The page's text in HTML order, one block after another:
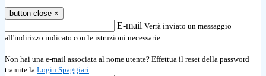
button close ×
E-mail Verrà inviato un messaggio
all'indirizzo indicato con le istruzioni necessarie.
Non hai una e-mail associata al nome utente? Effettua il reset della password
tramite la Login Spaggiari